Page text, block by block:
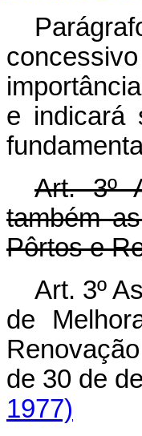
e indicará
Art. 3º
também
Pôrtos e
Art. 3º
de
de 30 de
1977)